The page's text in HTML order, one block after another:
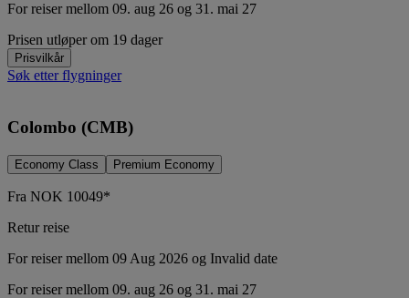
For reiser mellom 09. aug 26 og 31. mai 27
Prisen utløper om 19 dager
Prisvilkår
Søk etter flygninger
Colombo (CMB)
Economy Class Premium Economy
Fra NOK 10049*
Retur reise
For reiser mellom 09 Aug 2026 og Invalid date
For reiser mellom 09. aug 26 og 31. mai 27